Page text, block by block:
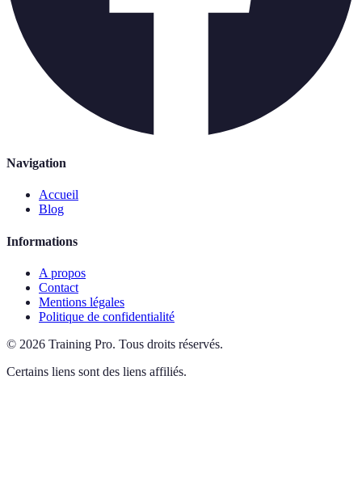
Navigation
Accueil
Blog
Informations
A propos
Contact
Mentions légales
Politique de confidentialité
© 2026 Training Pro. Tous droits réservés.
Certains liens sont des liens affiliés.